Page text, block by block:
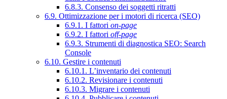
6.8.3. Consenso dei soggetti ritratti
6.9. Ottimizzazione per i motori di ricerca (SEO)
6.9.1. I fattori on-page
6.9.2. I fattori off-page
6.9.3. Strumenti di diagnostica SEO: Search
Console
6.10. Gestire i contenuti
6.10.1. L’inventario dei contenuti
6.10.2. Revisionare i contenuti
6.10.3. Migrare i contenuti